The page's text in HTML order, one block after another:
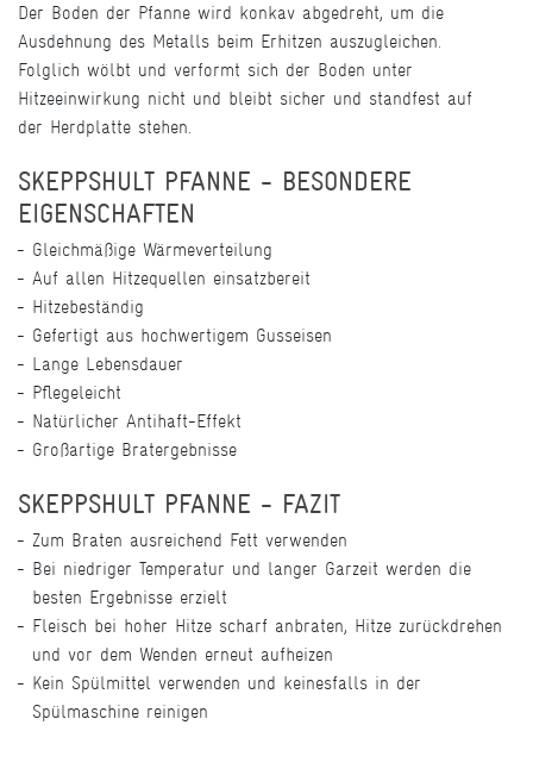
Der Boden der Pfanne wird konkav abgedreht, um die
Ausdehnung des Metalls beim Erhitzen auszugleichen.
Folglich wölbt und verformt sich der Boden unter
Hitzeeinwirkung nicht und bleibt sicher und standfest auf
der Herdplatte stehen.
SKEPPSHULT PFANNE - BESONDERE
EIGENSCHAFTEN
Gleichmäßige Wärmeverteilung
Auf allen Hitzequellen einsatzbereit
Hitzebeständig
Gefertigt aus hochwertigem Gusseisen
Lange Lebensdauer
Pflegeleicht
Natürlicher Antihaft-Effekt
Großartige Bratergebnisse
SKEPPSHULT PFANNE - FAZIT
Zum Braten ausreichend Fett verwenden
Bei niedriger Temperatur und langer Garzeit werden die
besten Ergebnisse erzielt
Fleisch bei hoher Hitze scharf anbraten, Hitze zurückdrehen
und vor dem Wenden erneut aufheizen
Kein Spülmittel verwenden und keinesfalls in der
Spülmaschine reinigen